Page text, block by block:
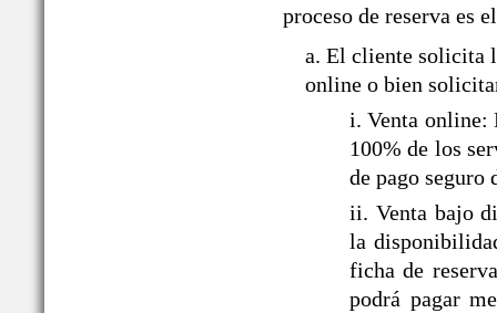
proceso de reserva es
a. El cliente solicita
online o bien
i. Venta online:
100% de los
de pago seguro
ii. Venta bajo
la
ficha de
podrá pagar